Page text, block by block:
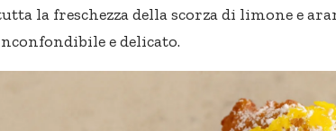
la freschezza della scorza di limone e
e delicato.